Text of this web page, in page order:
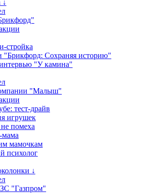
↓
стройка
"Брикфорд: Сохраняя историю"
"У камина"
"Малыш"
тест-драйв
игрушек
помеха
мама
мамочкам
психолог
↓
"Газпром"